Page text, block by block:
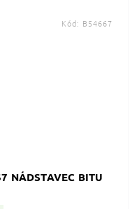
NÁDSTAVEC BITU
Kód: B54667